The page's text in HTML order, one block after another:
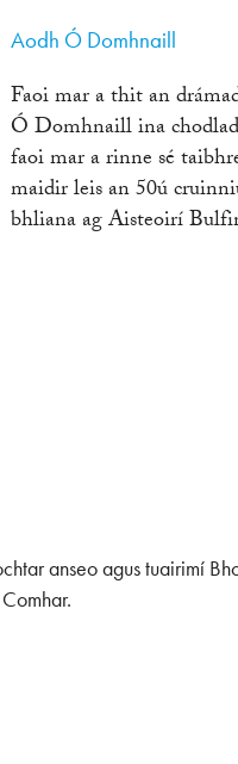
Aodh Ó Domhnaill
Faoi mar a thit an
Ó Domhnaill ina
faoi mar a rinne sé
maidir leis an 50ú
bhliana ag Aisteoirí
anseo agus tuairimí